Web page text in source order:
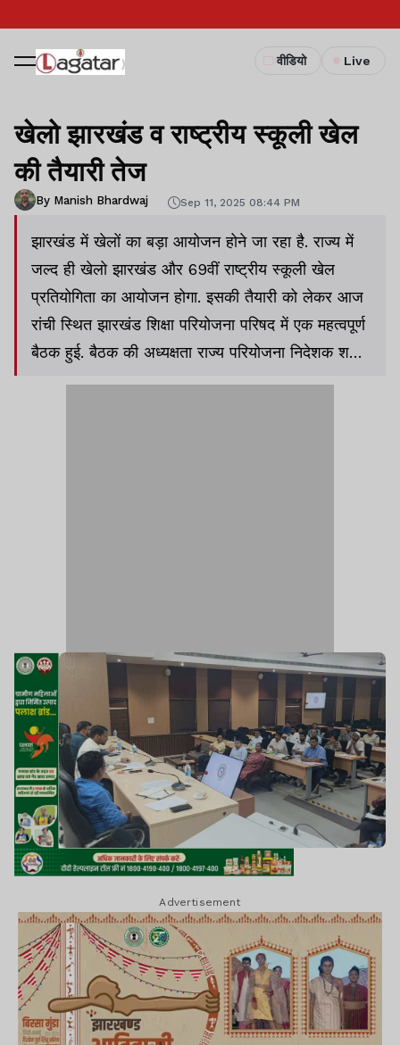
वीडियो Live
खेलो झारखंड व राष्ट्रीय स्कूली खेल
की तैयारी तेज
By Manish Bhardwaj Sep 11, 2025 08:44 PM
झारखंड में खेलों का बड़ा आयोजन होने जा रहा है. राज्य में
जल्द ही खेलो झारखंड और 69वीं राष्ट्रीय स्कूली खेल
प्रतियोगिता का आयोजन होगा. इसकी तैयारी को लेकर आज
रांची स्थित झारखंड शिक्षा परियोजना परिषद में एक महत्वपूर्ण
बैठक हुई. बैठक की अध्यक्षता राज्य परियोजना निदेशक शशि
Advertisement